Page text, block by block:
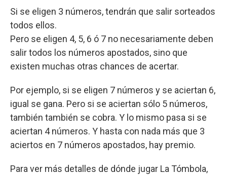
Si se eligen 3 números, tendrán que salir sorteados
todos ellos.
Pero se eligen 4, 5, 6 ó 7 no necesariamente deben
salir todos los números apostados, sino que
existen muchas otras chances de acertar.
Por ejemplo, si se eligen 7 números y se aciertan 6,
igual se gana. Pero si se aciertan sólo 5 números,
también también se cobra. Y lo mismo pasa si se
aciertan 4 números. Y hasta con nada más que 3
aciertos en 7 números apostados, hay premio.
Para ver más detalles de dónde jugar La Tómbola,